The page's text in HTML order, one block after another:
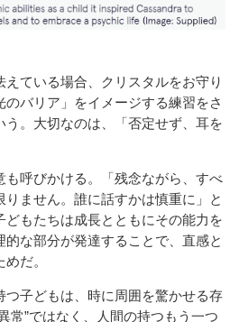
ている場合、クリスタルをお守り
バリア」をイメージする練習をさ
。大切なのは、「否定せず、耳を
呼びかける。「残念ながら、すべ
ません。誰に話すかは慎重に」と
もたちは成長とともにその能力を
な部分が発達することで、直感と
だ。
子どもは、時に周囲を驚かせる存
常”ではなく、人間の持つもう一つ